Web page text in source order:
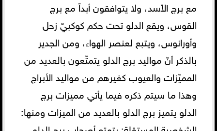
مع برج الأسد، ولا يتوافقون أبداً مع برج
القوس، ويقع الدلو تحت حكم كوكبيّ زحل
وأورانوس، ويتبع لعنصر الهواء، ومن الجدير
بالذكر أنّ مواليد برج الدلو يتمتّعون بالعديد من
المميّزات والعيوب كغيرهم من مواليد الأبراج
وهذا ما سيتم ذكره فيما يأتي مميزات برج
الدلو يتميز برج الدلو بالعديد من الميزات ومنها: